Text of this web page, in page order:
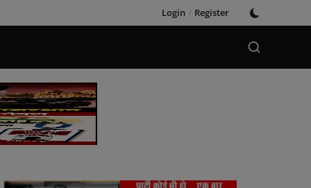
Login / Register